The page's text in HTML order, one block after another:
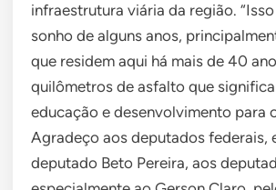
infraestrutura viária da região.
sonho de alguns anos,
que residem aqui há mais de 40
quilômetros de asfalto que
educação e desenvolvimento para
Agradeço aos deputados federais,
deputado Beto Pereira, aos